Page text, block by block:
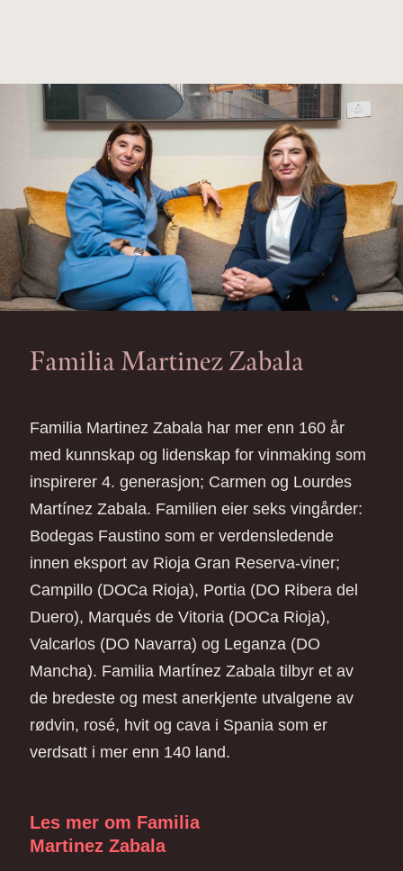
Familia Martinez Zabala
Familia Martinez Zabala har mer enn 160 år
med kunnskap og lidenskap for vinmaking som
inspirerer 4. generasjon; Carmen og Lourdes
Martínez Zabala. Familien eier seks vingårder:
Bodegas Faustino som er verdensledende
innen eksport av Rioja Gran Reserva-viner;
Campillo (DOCa Rioja), Portia (DO Ribera del
Duero), Marqués de Vitoria (DOCa Rioja),
Valcarlos (DO Navarra) og Leganza (DO
Mancha). Familia Martínez Zabala tilbyr et av
de bredeste og mest anerkjente utvalgene av
rødvin, rosé, hvit og cava i Spania som er
verdsatt i mer enn 140 land.
Les mer om Familia
Martinez Zabala